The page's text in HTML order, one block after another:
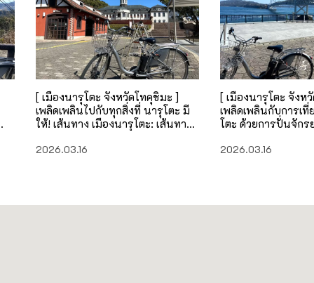
[ เมืองนารุโตะ จังหวัดโทคุชิมะ ]
เพลิดเพลินไปกับทุกสิ่งที่ นารุโตะ มี
ให้! เส้นทาง เมืองนารุโตะ: เส้นทาง
2026.03.16
[ เมืองนารุโตะ จังห
เพลิดเพลินกับการเที่
โตะ ด้วยการปั่นจักร
2026.03.16